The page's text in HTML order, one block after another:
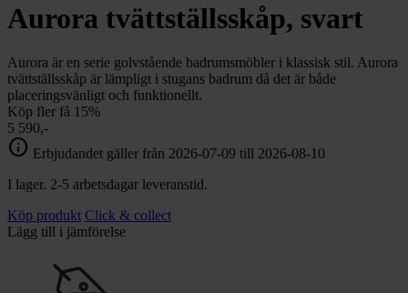
Aurora tvättställsskåp, svart
Aurora är en serie golvstående badrumsmöbler i klassisk stil. Aurora
tvättställsskåp är lämpligt i stugans badrum då det är både
placeringsvänligt och funktionellt.
Köp fler få 15%
5 590,-
info Erbjudandet gäller från 2026-07-09 till 2026-08-10
I lager. 2-5 arbetsdagar leveranstid.
Köp produkt Click & collect
Lägg till i jämförelse